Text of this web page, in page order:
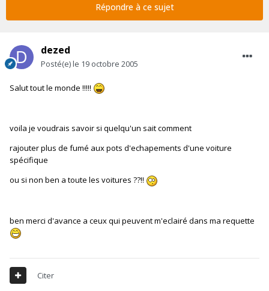
Répondre à ce sujet
dezed
Posté(e)le 19 octobre 2005
Salut tout le monde !!!!!
voila je voudrais savoir si quelqu'un sait comment
rajouter plus de fumé aux pots d'echapements d'une voiture
spécifique
ou si non ben a toute les voitures ??!!
ben merci d'avance a ceux qui peuvent m'eclairé dans ma requette
Citer